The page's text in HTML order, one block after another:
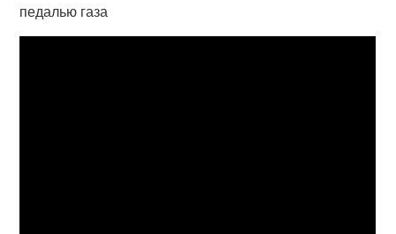
педалью газа